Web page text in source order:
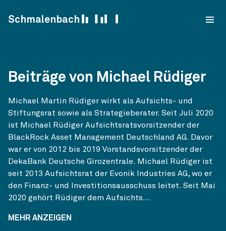
Schmalenbach
Beiträge von Michael Rüdiger
Michael Martin Rüdiger wirkt als Aufsichts- und
Stiftungsrat sowie als Strategieberater. Seit Juli 2020
ist Michael Rüdiger Aufsichtsratsvorsitzender der
BlackRock Asset Management Deutschland AG. Davor
war er von 2012 bis 2019 Vorstandsvorsitzender der
DekaBank Deutsche Girozentrale. Michael Rüdiger ist
seit 2013 Aufsichtsrat der Evonik Industries AG, wo er
den Finanz- und Investitionsausschuss leitet. Seit Mai
2020 gehört Rüdiger dem Aufsichts...
MEHR ANZEIGEN